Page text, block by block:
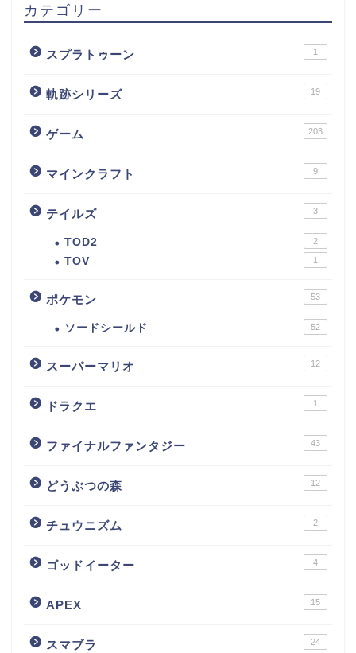
カテゴリー
スプラトゥーン 1
軌跡シリーズ 19
ゲーム 203
マインクラフト 9
テイルズ 3
TOD2 2
TOV 1
ポケモン 53
ソードシールド 52
スーパーマリオ 12
ドラクエ 1
ファイナルファンタジー 43
どうぶつの森 12
チュウニズム 2
ゴッドイーター 4
APEX 15
スマブラ 24